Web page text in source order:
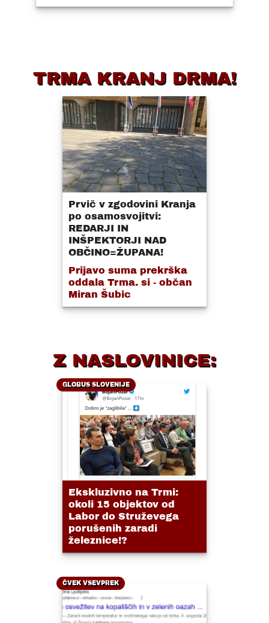
TRMA KRANJ DRMA!
Prvič v zgodovini Kranja
po osamosvojitvi:
REDARJI IN
INŠPEKTORJI NAD
OBČINO=ŽUPANA!
Prijavo suma prekrška
oddala Trma. si - občan
Miran Šubic
Z NASLOVINICE:
GLOBUS SLOVENIJE
Ekskluzivno na Trmi:
okoli 15 objektov od
Labor do Struževega
porušenih zaradi
železnice!?
ČVEK VSEVPREK